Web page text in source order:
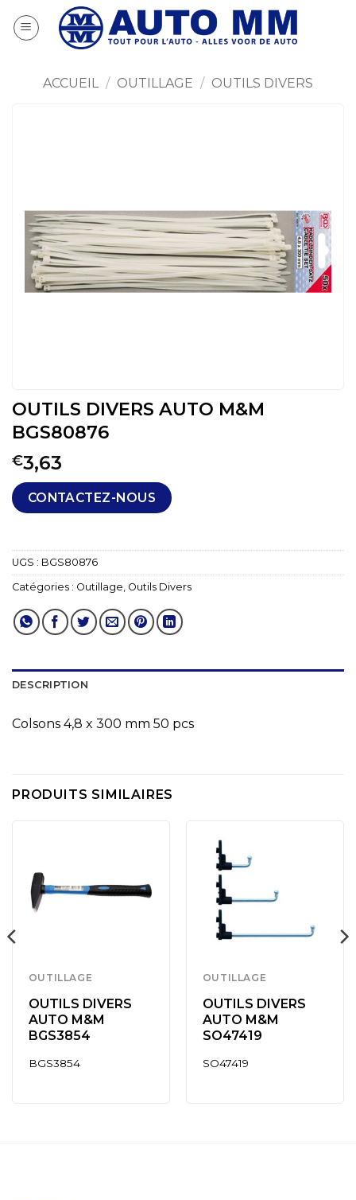
au
ACCUEIL / OUTILLAGE / OUTILS DIVERS
OUTILS DIVERS AUTO M&M
BGS80876
€3,63
CONTACTEZ-NOUS
UGS : BGS80876
Catégories : Outillage Outils Divers
DESCRIPTION
Colsons 4,8 x 300 mm 50 pcs
PRODUITS SIMILAIRES
OUTILLAGE
OUTILS DIVERS
AUTO M&M
BGS3854
BGS3854
OUTILLAGE
OUTILS DIVERS
AUTO M&M
SO47419
SO47419